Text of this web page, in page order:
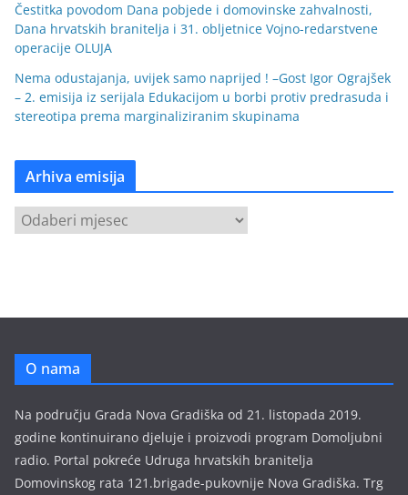
Čestitka povodom Dana pobjede i domovinske zahvalnosti,
Dana hrvatskih branitelja i 31. obljetnice Vojno-redarstvene
operacije OLUJA
Nema odustajanja, uvijek samo naprijed ! –Gost Igor Ograjšek
– 2. emisija iz serijala Edukacijom u borbi protiv predrasuda i
stereotipa prema marginaliziranim skupinama
Arhiva emisija
r
e
s
i
j
a
O nama
Na području Grada Nova Gradiška od 21. listopada 2019.
godine kontinuirano djeluje i proizvodi program Domoljubni
radio. Portal pokreće Udruga hrvatskih branitelja
Domovinskog rata 121.brigade-pukovnije Nova Gradiška. Trg